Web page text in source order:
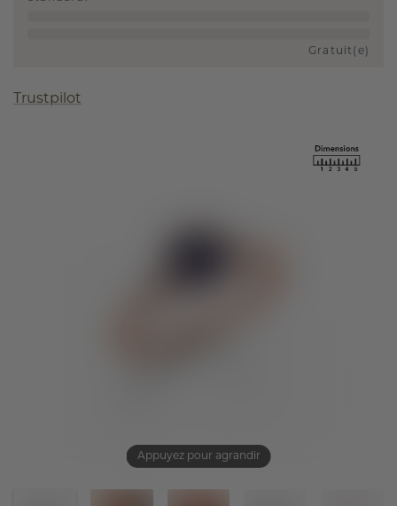
Appuyez pour agrandir
Gratuit(e)
Trustpilot